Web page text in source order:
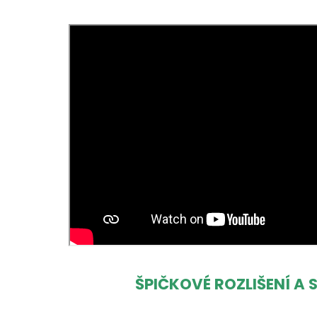
ŠPIČKOVÉ ROZLIŠENÍ A